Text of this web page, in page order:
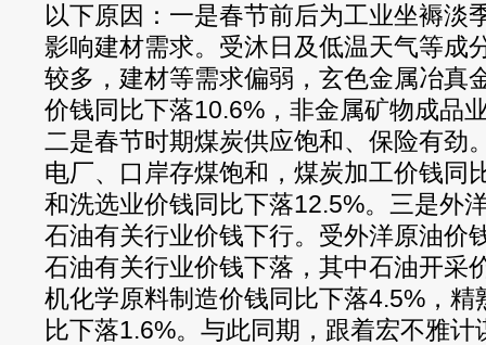
以下原因：一是春节前后为工业坐褥淡
影响建材需求。受沐日及低温天气等成
较多，建材等需求偏弱，玄色金属冶真
价钱同比下落10.6%，非金属矿物成品
二是春节时期煤炭供应饱和、保险有劲
电厂、口岸存煤饱和，煤炭加工价钱同
和洗选业价钱同比下落12.5%。三是外
石油有关行业价钱下行。受外洋原油价
石油有关行业价钱下落，其中石油开采
机化学原料制造价钱同比下落4.5%，
比下落1.6%。与此同期，跟着宏不雅